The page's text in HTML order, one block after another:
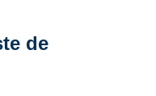
de